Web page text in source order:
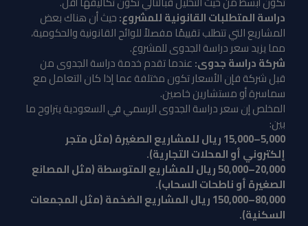
دراسة المتطلبات القانونية للمشروع:حيث أن هناك بعض
المشاريع التي تتطلب تقييمًا مفصلاً للوائح القانونية والحكومية،
مما يزيد سعر دراسة الجدوى للمشروع.
شركة دراسة جدوى:عندما تقدمخدمة دراسة الجدوىمن
قبل شركة فإن الأسعار تكون مختلفة عما إذا كان التعامل مع
سماسرة أو مستشارين خاصين.
المخلص إن سعر دراسة الجدوى الرسمي في السعودية يتراوح ما
بين:
5,000–15,000 ريال للمشاريع الصغيرة (مثل متجر
إلكتروني أو المحلات التجارية).
20,000–50,000 ريال للمشاريع المتوسطة (مثل المصانع
الصغيرة أو ناطحات السحاب).
80,000–150,000 ريال المشاريع الضخمة (مثل المجمعات
السكنية).